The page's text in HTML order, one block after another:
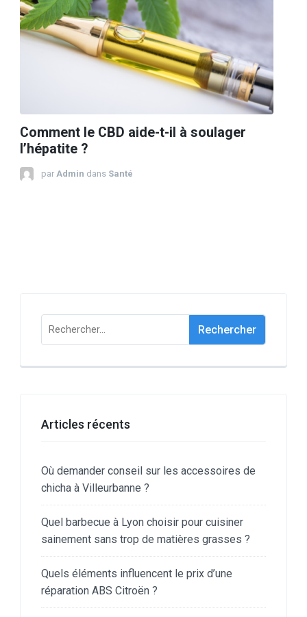
Comment le CBD aide-t-il à soulager
l’hépatite ?
par Admin dans Santé
Rechercher :
Articles récents
Où demander conseil sur les accessoires de
chicha à Villeurbanne ?
Quel barbecue à Lyon choisir pour cuisiner
sainement sans trop de matières grasses ?
Quels éléments influencent le prix d’une
réparation ABS Citroën ?